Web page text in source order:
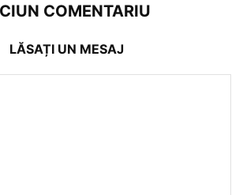
COMENTARIU
LĂSAȚI UN MESAJ